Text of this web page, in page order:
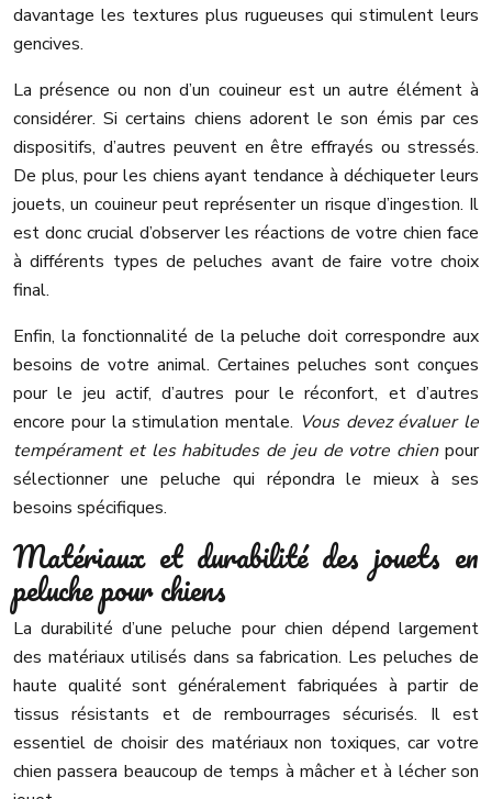
davantage les textures plus rugueuses qui stimulent leurs
gencives.
La présence ou non d’un couineur est un autre élément à
considérer. Si certains chiens adorent le son émis par ces
dispositifs, d’autres peuvent en être effrayés ou stressés.
De plus, pour les chiens ayant tendance à déchiqueter leurs
jouets, un couineur peut représenter un risque d’ingestion. Il
est donc crucial d’observer les réactions de votre chien face
à différents types de peluches avant de faire votre choix
final.
Enfin, la fonctionnalité de la peluche doit correspondre aux
besoins de votre animal. Certaines peluches sont conçues
pour le jeu actif, d’autres pour le réconfort, et d’autres
encore pour la stimulation mentale. Vous devez évaluer le
tempérament et les habitudes de jeu de votre chien pour
sélectionner une peluche qui répondra le mieux à ses
besoins spécifiques.
Matériaux et durabilité des jouets en
peluche pour chiens
La durabilité d’une peluche pour chien dépend largement
des matériaux utilisés dans sa fabrication. Les peluches de
haute qualité sont généralement fabriquées à partir de
tissus résistants et de rembourrages sécurisés. Il est
essentiel de choisir des matériaux non toxiques, car votre
chien passera beaucoup de temps à mâcher et à lécher son